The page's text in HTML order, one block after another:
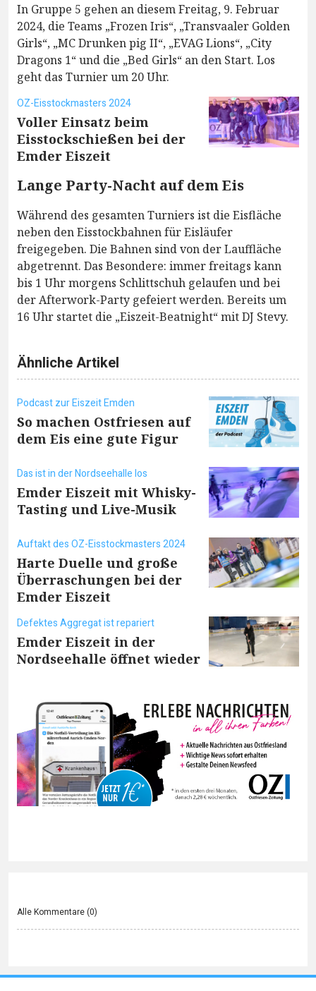
In Gruppe 5 gehen an diesem Freitag, 9. Februar
2024, die Teams „Frozen Iris“, „Transvaaler Golden
Girls“, „MC Drunken pig II“, „EVAG Lions“, „City
Dragons 1“ und die „Bed Girls“ an den Start. Los
geht das Turnier um 20 Uhr.
OZ-Eisstockmasters 2024
Voller Einsatz beim
Eisstockschießen bei der
Emder Eiszeit
Lange Party-Nacht auf dem Eis
Während des gesamten Turniers ist die Eisfläche
neben den Eisstockbahnen für Eisläufer
freigegeben. Die Bahnen sind von der Lauffläche
abgetrennt. Das Besondere: immer freitags kann
bis 1 Uhr morgens Schlittschuh gelaufen und bei
der Afterwork-Party gefeiert werden. Bereits um
16 Uhr startet die „Eiszeit-Beatnight“ mit DJ Stevy.
Ähnliche Artikel
Podcast zur Eiszeit Emden
So machen Ostfriesen auf
dem Eis eine gute Figur
Das ist in der Nordseehalle los
Emder Eiszeit mit Whisky-
Tasting und Live-Musik
Auftakt des OZ-Eisstockmasters 2024
Harte Duelle und große
Überraschungen bei der
Emder Eiszeit
Defektes Aggregat ist repariert
Emder Eiszeit in der
Nordseehalle öffnet wieder
Alle Kommentare (0)